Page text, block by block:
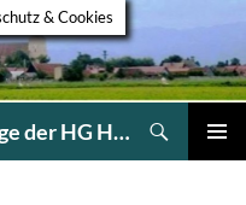
Willkommen auf der Homepage der HG Heldsdorf
& Cookies